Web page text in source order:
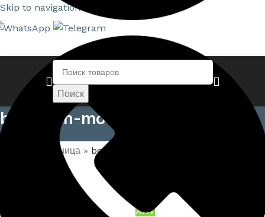
Skip to navigation
Поиск
benjamin-moore-color-preview
Главная страница » benjamin-moore-color-preview
ХИТ